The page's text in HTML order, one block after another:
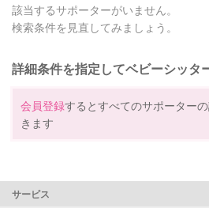
該当するサポーターがいません。
検索条件を見直してみましょう。
詳細条件を指定してベビーシッタ
会員登録するとすべてのサポーター
きます
サービス